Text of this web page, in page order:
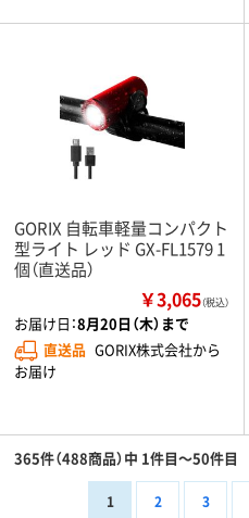
GORIX 自転車軽量コンパクト
型ライト レッド GX-FL1579 1
個（直送品）
￥3,065（税込）
お届け日：8月20日（木）まで
直送品 GORIX株式会社から
お届け
365件（488商品）中 1件目～50件目
1 2 3